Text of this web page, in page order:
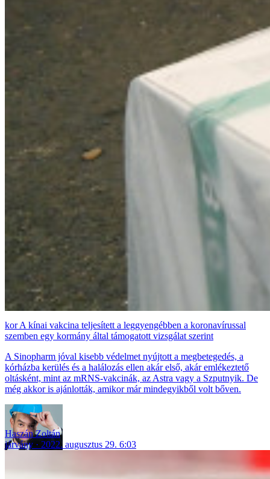
A kínai vakcina teljesített a leggyengébben a koronavírussal
szemben egy kormány által támogatott vizsgálat szerint
A Sinopharm jóval kisebb védelmet nyújtott a megbetegedés, a
kórházba kerülés és a halálozás ellen akár első, akár emlékeztető
oltásként, mint az mRNS-vakcinák, az Astra vagy a Szputnyik. De
még akkor is ajánlották, amikor már mindegyikből volt bőven.
Haszán Zoltán
járvány
2022. augusztus 29. 6:03